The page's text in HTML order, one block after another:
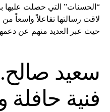
“الحسنات” التي حصلت عليها
لاقت رسالتها تفاعلاً واسعاً من
حيث عبر العديد منهم عن
سعيد
فنية حافلة